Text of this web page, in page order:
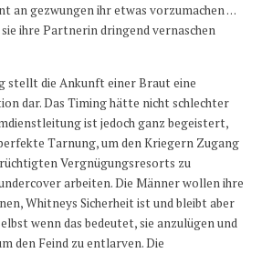
an gezwungen ihr etwas vorzumachen …
ihre Partnerin dringend vernaschen
stellt die Ankunft einer Braut eine
dar. Das Timing hätte nicht schlechter
ist jedoch ganz begeistert,
Tarnung, um den Kriegern Zugang
Vergnügungsresorts zu
arbeiten. Die Männer wollen ihre
Whitneys Sicherheit ist und bleibt aber
wenn das bedeutet, sie anzulügen und
den Feind zu entlarven. Die